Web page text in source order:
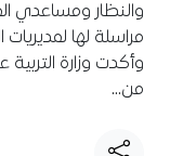
والنظار ومساعدي
وأكدت وزارة
من…